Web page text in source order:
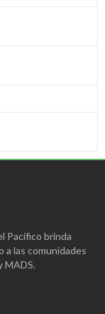
Pacífico brinda
las comunidades
MADS.